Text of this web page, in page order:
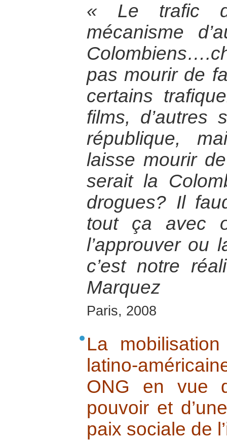
« Le trafic
mécanisme
pas mourir de
certains
films, d’autres
république,
laisse mourir
serait la
drogues? Il
tout ça avec
l’approuver ou
c’est notre
Marquez
Paris, 2008
La
latino-
ONG en vue
pouvoir et
paix sociale de